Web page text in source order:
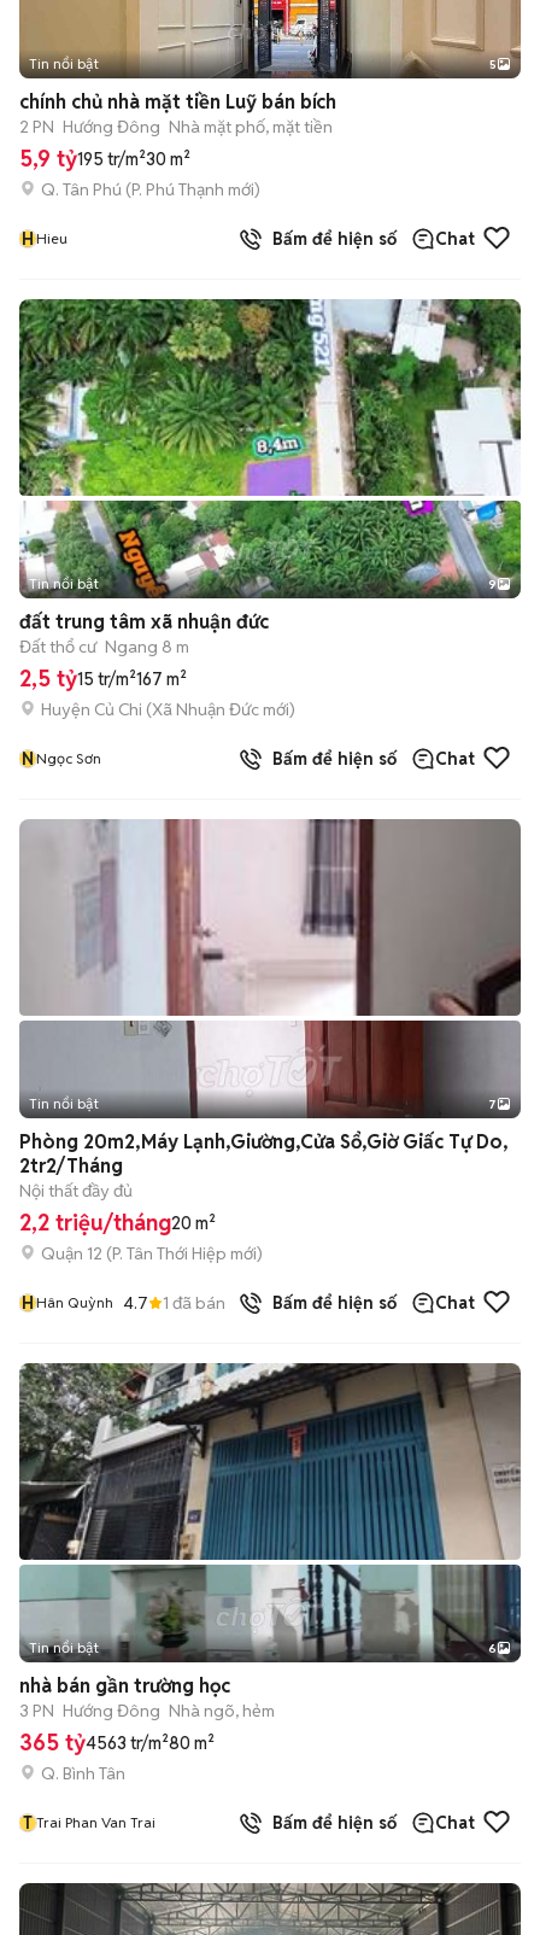
Tin nổi bật 5
chính chủ nhà mặt tiền Luỹ bán bích
2 PN Hướng Đông Nhà mặt phố, mặt tiền
5,9 tỷ195 tr/m²30 m²
Q. Tân Phú (P. Phú Thạnh mới)
HHieu Bấm để hiện số Chat
+2
Tin nổi bật 9
đất trung tâm xã nhuận đức
Đất thổ cư Ngang 8 m
2,5 tỷ15 tr/m²167 m²
Huyện Củ Chi (Xã Nhuận Đức mới)
NNgọc Sơn Bấm để hiện số Chat
+2
Tin nổi bật 7
Phòng 20m2,Máy Lạnh,Giường,Cửa Sổ,Giờ Giấc Tự Do,
2tr2/Tháng
Nội thất đầy đủ
2,2 triệu/tháng20 m²
Quận 12 (P. Tân Thới Hiệp mới)
HHân Quỳnh 4.7 1 đã bán Bấm để hiện số Chat
+2
Tin nổi bật 6
nhà bán gần trường học
3 PN Hướng Đông Nhà ngõ, hẻm
365 tỷ4563 tr/m²80 m²
Q. Bình Tân
T Trai Phan Van Trai Bấm để hiện số Chat